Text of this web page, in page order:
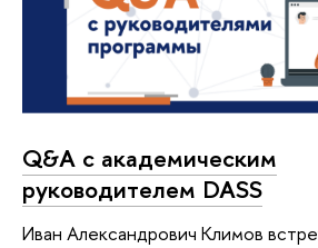
Q&A с академическим
руководителем DASS
Иван Александрович Климов